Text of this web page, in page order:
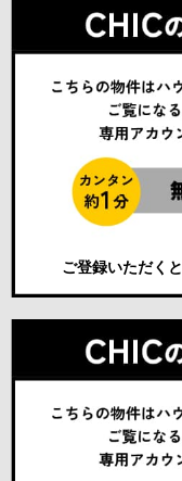
ご登録いただくと